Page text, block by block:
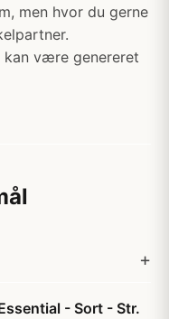
men hvor du gerne
kan være genereret
- Sort - Str.